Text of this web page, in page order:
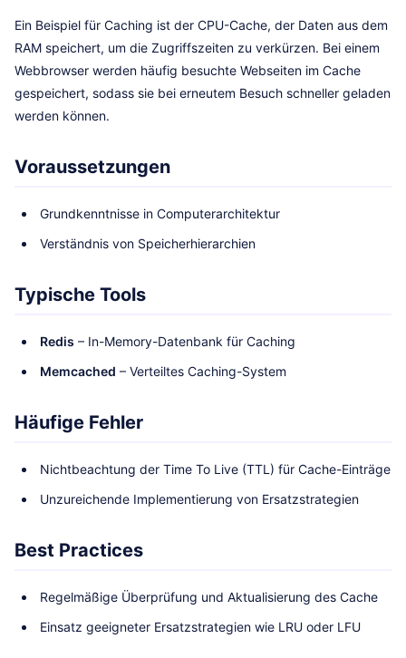
Ein Beispiel für Caching ist der CPU-Cache, der Daten aus dem
RAM speichert, um die Zugriffszeiten zu verkürzen. Bei einem
Webbrowser werden häufig besuchte Webseiten im Cache
gespeichert, sodass sie bei erneutem Besuch schneller geladen
werden können.
Voraussetzungen
Grundkenntnisse in Computerarchitektur
Verständnis von Speicherhierarchien
Typische Tools
Redis – In-Memory-Datenbank für Caching
Memcached – Verteiltes Caching-System
Häufige Fehler
Nichtbeachtung der Time To Live (TTL) für Cache-Einträge
Unzureichende Implementierung von Ersatzstrategien
Best Practices
Regelmäßige Überprüfung und Aktualisierung des Cache
Einsatz geeigneter Ersatzstrategien wie LRU oder LFU